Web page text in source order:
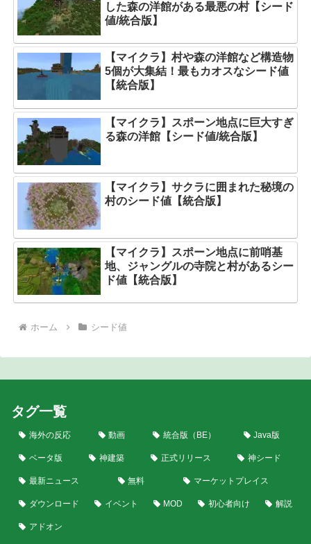
した森の洋館がある最悪の村【シード
値/統合版】
【マイクラ】村や森の洋館など構造物
5個が大集結！最もカオスなシード値
【統合版】
【マイクラ】スポーン地点に巨大すぎ
る森の洋館【シード値/統合版】
【マイクラ】サクラに囲まれた秘境の
村のシード値【統合版】
【マイクラ】スポーン地点に前哨基
地、ジャングルの寺院と村があるシー
ド値【統合版】
ホーム シード値
タグ一覧
海外の反応 動画 統合版（BE） Java版
ベータ版 神建築 正式リリース 神シード
最新ニュース 無料 マーケットプレイス
ダウンロード イベント MOD 初心者向け 解説
アドオン